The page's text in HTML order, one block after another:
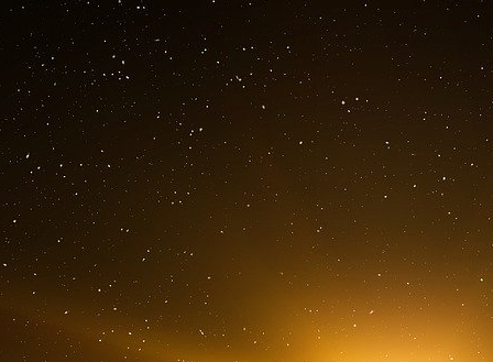
Si l’endothélium des jeunes patients se
groupes à risque souffrant d’hypertension,
dont la caractéristique commune est une
Au niveau thérapeutique, cela signifie qu’il
même temps protéger et stabiliser le
Ruschitzka, cité dans le communiqué. Ces
britannique « The Lancet ».
Un virus à nul autre pareil
D’autres recherches publiées dans la
évoquant une maladie systémique et un virus
autres pathogènes vus jusqu’ici.
Des dommages aux reins, au cerveau et au